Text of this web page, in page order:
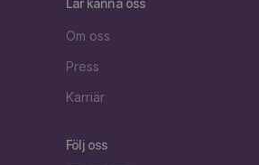
Lär känna oss
Om oss
Press
Karriär
Följ oss